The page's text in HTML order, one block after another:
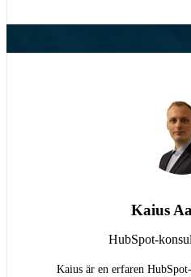
Kaius
HubSpot-
Kaius är en erfaren